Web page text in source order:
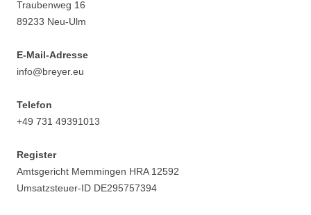
Traubenweg 16
89233 Neu-Ulm
E-Mail-Adresse
info@breyer.eu
Telefon
+49 731 49391013
Register
Amtsgericht Memmingen HRA 12592
Umsatzsteuer-ID DE295757394